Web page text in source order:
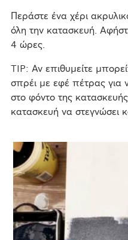
Περάστε ένα χέρι
όλη την κατασκευή.
4 ώρες.
TIP: Αν επιθυμείτε
σπρέι με εφέ πέτρας για
στο φόντο της
κατασκευή να στεγνώσει